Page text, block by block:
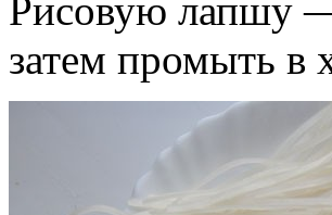
Рисовую лапшу
затем промыть в